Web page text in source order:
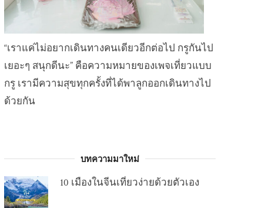
“เราแค่ไม่อยากเดินทางคนเดียวอีกต่อไป กรูกันไป
เยอะๆ สนุกดีนะ” คือความหมายของเพจเที่ยวแบบ
กรู เรามีความสุขทุกครั้งที่ได้พาลูกออกเดินทางไป
ด้วยกัน
บทความมาใหม่
10 เมืองในจีนเที่ยวง่ายด้วยตัวเอง